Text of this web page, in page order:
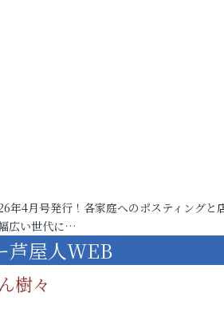
年4月号発行！各家庭へのポスティングと
広い世代に…
芦屋人WEB
樹々